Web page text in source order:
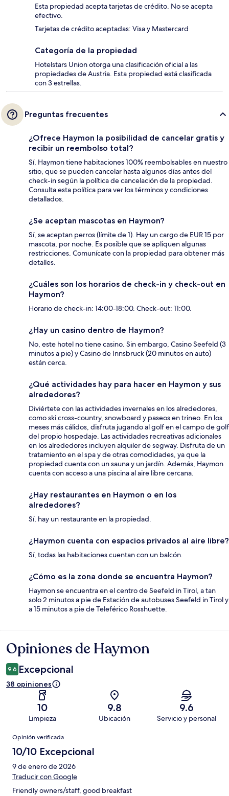
Esta propiedad acepta tarjetas de crédito. No se acepta
efectivo.
Tarjetas de crédito aceptadas: Visa y Mastercard
Categoría de la propiedad
Hotelstars Union otorga una clasificación oficial a las
propiedades de Austria. Esta propiedad está clasificada
con 3 estrellas.
Preguntas frecuentes
¿Ofrece Haymon la posibilidad de cancelar gratis y
recibir un reembolso total?
Sí, Haymon tiene habitaciones 100% reembolsables en nuestro
sitio, que se pueden cancelar hasta algunos días antes del
check-in según la política de cancelación de la propiedad.
Consulta esta política para ver los términos y condiciones
detallados.
¿Se aceptan mascotas en Haymon?
Sí, se aceptan perros (límite de 1). Hay un cargo de EUR 15 por
mascota, por noche. Es posible que se apliquen algunas
restricciones. Comunícate con la propiedad para obtener más
detalles.
¿Cuáles son los horarios de check-in y check-out en
Haymon?
Horario de check-in: 14:00-18:00. Check-out: 11:00.
¿Hay un casino dentro de Haymon?
No, este hotel no tiene casino. Sin embargo, Casino Seefeld (3
minutos a pie) y Casino de Innsbruck (20 minutos en auto)
están cerca.
¿Qué actividades hay para hacer en Haymon y sus
alrededores?
Diviértete con las actividades invernales en los alrededores,
como ski cross-country, snowboard y paseos en trineo. En los
meses más cálidos, disfruta jugando al golf en el campo de golf
del propio hospedaje. Las actividades recreativas adicionales
en los alrededores incluyen alquiler de segway. Disfruta de un
tratamiento en el spa y de otras comodidades, ya que la
propiedad cuenta con un sauna y un jardín. Además, Haymon
cuenta con acceso a una piscina al aire libre cercana.
¿Hay restaurantes en Haymon o en los
alrededores?
Sí, hay un restaurante en la propiedad.
¿Haymon cuenta con espacios privados al aire libre?
Sí, todas las habitaciones cuentan con un balcón.
¿Cómo es la zona donde se encuentra Haymon?
Haymon se encuentra en el centro de Seefeld in Tirol, a tan
solo 2 minutos a pie de Estación de autobuses Seefeld in Tirol y
a 15 minutos a pie de Teleférico Rosshuette.
Opiniones
Opiniones de Haymon
9.6 Excepcional
38 opiniones
10
Limpieza
9.8
Ubicación
9.6
Servicio y personal
Opiniones
Opinión verificada
10/10 Excepcional
9 de enero de 2026
Traducir con Google
Friendly owners/staff, good breakfast